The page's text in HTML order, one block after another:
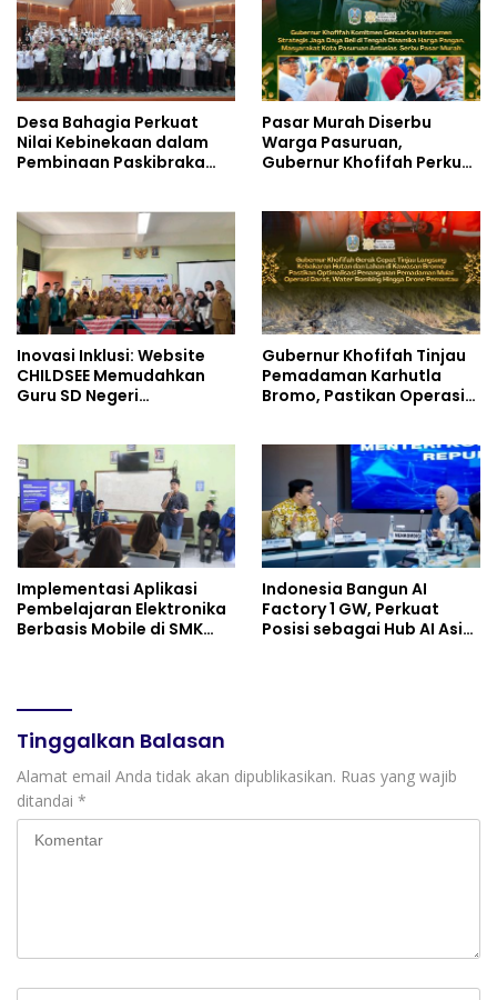
Desa Bahagia Perkuat
Nilai Kebinekaan dalam
Pembinaan Paskibraka
Pasar Murah Diserbu
Warga Pasuruan,
Gubernur Khofifah Perkuat
Inovasi Inklusi: Website
CHILDSEE Memudahkan
Guru SD Negeri
Berkebutuhan Khusus
Gubernur Khofifah Tinjau
Pemadaman Karhutla
Bromo, Pastikan Operasi
Implementasi Aplikasi
Pembelajaran Elektronika
Berbasis Mobile di SMK
Indonesia Bangun AI
Factory 1 GW, Perkuat
Posisi sebagai Hub AI Asia
Tinggalkan Balasan
Alamat email Anda tidak akan dipublikasikan. Ruas yang wajib
ditandai *